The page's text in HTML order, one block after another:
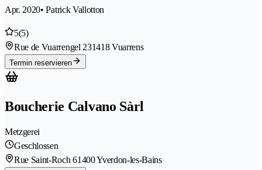
Apr. 2020• Patrick Vallotton
5(5)
Rue de Vuarrengel 231418 Vuarrens
Termin reservieren
Boucherie Calvano Sàrl
Metzgerei
Geschlossen
Rue Saint-Roch 61400 Yverdon-les-Bains